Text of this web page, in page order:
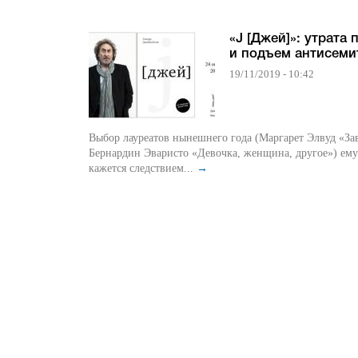
«J [Джей]»: утрата
и подъем
19/11/2019 - 10:42
Выбор лауреатов нынешнего года (Маргарет Элвуд
Бернардин Эваристо «Девочка, женщина, другое») ему
кажется следствием... →